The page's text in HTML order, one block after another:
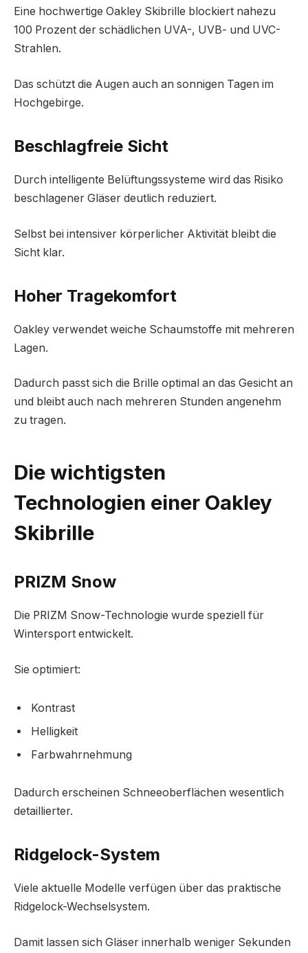
Eine hochwertige Oakley Skibrille blockiert nahezu
100 Prozent der schädlichen UVA-, UVB- und UVC-
Strahlen.
Das schützt die Augen auch an sonnigen Tagen im
Hochgebirge.
Beschlagfreie Sicht
Durch intelligente Belüftungssysteme wird das Risiko
beschlagener Gläser deutlich reduziert.
Selbst bei intensiver körperlicher Aktivität bleibt die
Sicht klar.
Hoher Tragekomfort
Oakley verwendet weiche Schaumstoffe mit mehreren
Lagen.
Dadurch passt sich die Brille optimal an das Gesicht an
und bleibt auch nach mehreren Stunden angenehm
zu tragen.
Die wichtigsten
Technologien einer Oakley
Skibrille
PRIZM Snow
Die PRIZM Snow-Technologie wurde speziell für
Wintersport entwickelt.
Sie optimiert:
Kontrast
Helligkeit
Farbwahrnehmung
Dadurch erscheinen Schneeoberflächen wesentlich
detaillierter.
Ridgelock-System
Viele aktuelle Modelle verfügen über das praktische
Ridgelock-Wechselsystem.
Damit lassen sich Gläser innerhalb weniger Sekunden